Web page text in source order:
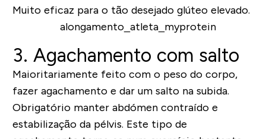
Muito eficaz para o tão desejado glúteo elevado.
3. Agachamento com salto
Maioritariamente feito com o peso do corpo,
fazer agachamento e dar um salto na subida.
Obrigatório manter abdómen contraído e
estabilização da pélvis. Este tipo de